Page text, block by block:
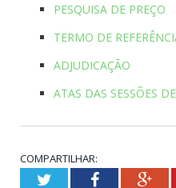
PESQUISA DE PREÇO
TERMO DE
ADJUDICAÇÃO
ATAS DAS SESSÕES
COMPARTILHAR:
TwitterFacebook